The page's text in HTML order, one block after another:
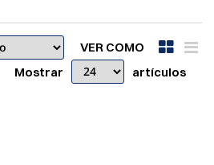
VER COMO
Mostrar
artículos